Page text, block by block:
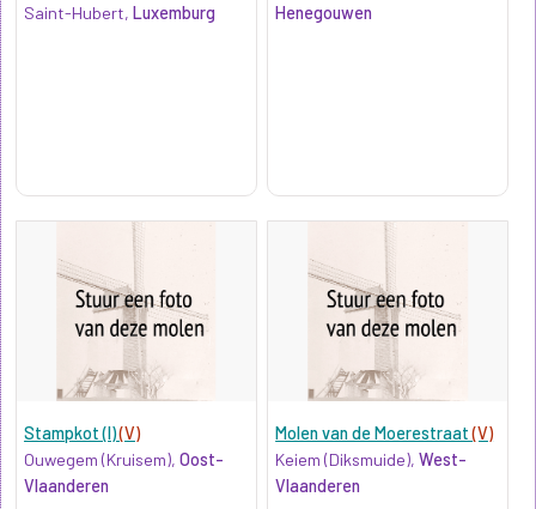
Saint-Hubert, Luxemburg
Henegouwen
Stampkot (I)(V)
Ouwegem (Kruisem), Oost-
Vlaanderen
Molen van de Moerestraat(V)
Keiem (Diksmuide),West-
Vlaanderen